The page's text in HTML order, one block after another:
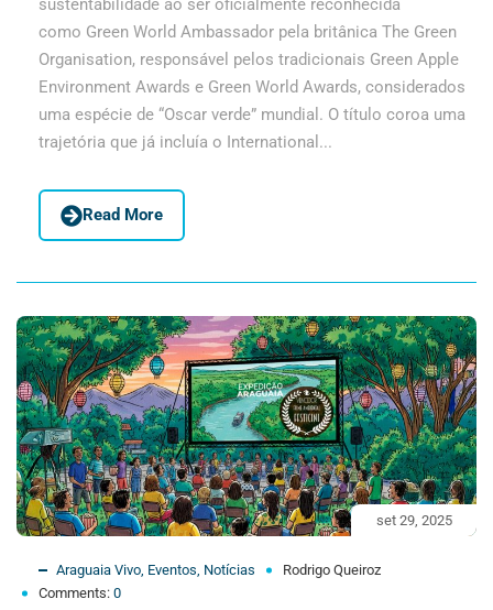
sustentabilidade ao ser oficialmente reconhecida
como Green World Ambassador pela britânica The Green
Organisation, responsável pelos tradicionais Green Apple
Environment Awards e Green World Awards, considerados
uma espécie de “Oscar verde” mundial. O título coroa uma
trajetória que já incluía o International...
Read More
set 29, 2025
Araguaia Vivo, Eventos, Notícias
Rodrigo Queiroz
Comments: 0